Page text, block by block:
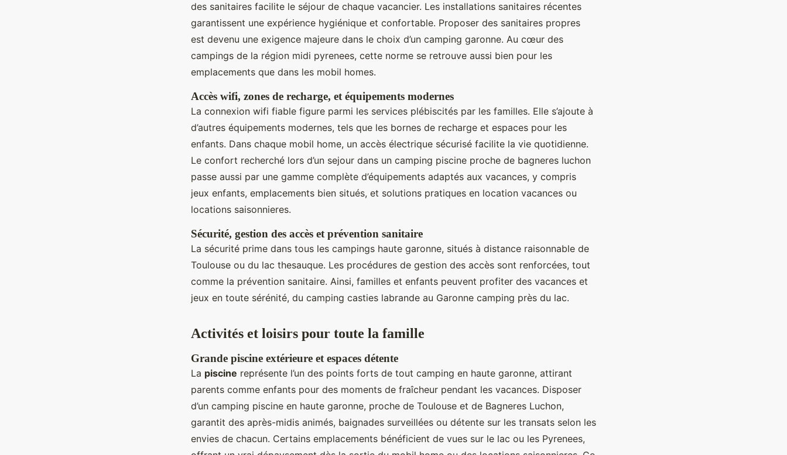
des sanitaires facilite le séjour de chaque vacancier. Les installations sanitaires récentes
garantissent une expérience hygiénique et confortable. Proposer des sanitaires propres
est devenu une exigence majeure dans le choix d’un camping garonne. Au cœur des
campings de la région midi pyrenees, cette norme se retrouve aussi bien pour les
emplacements que dans les mobil homes.
Accès wifi, zones de recharge, et équipements modernes
La connexion wifi fiable figure parmi les services plébiscités par les familles. Elle s’ajoute à
d’autres équipements modernes, tels que les bornes de recharge et espaces pour les
enfants. Dans chaque mobil home, un accès électrique sécurisé facilite la vie quotidienne.
Le confort recherché lors d’un sejour dans un camping piscine proche de bagneres luchon
passe aussi par une gamme complète d’équipements adaptés aux vacances, y compris
jeux enfants, emplacements bien situés, et solutions pratiques en location vacances ou
locations saisonnieres.
Sécurité, gestion des accès et prévention sanitaire
La sécurité prime dans tous les campings haute garonne, situés à distance raisonnable de
Toulouse ou du lac thesauque. Les procédures de gestion des accès sont renforcées, tout
comme la prévention sanitaire. Ainsi, familles et enfants peuvent profiter des vacances et
jeux en toute sérénité, du camping casties labrande au Garonne camping près du lac.
Activités et loisirs pour toute la famille
Grande piscine extérieure et espaces détente
La piscine représente l’un des points forts de tout camping en haute garonne, attirant
parents comme enfants pour des moments de fraîcheur pendant les vacances. Disposer
d’un camping piscine en haute garonne, proche de Toulouse et de Bagneres Luchon,
garantit des après-midis animés, baignades surveillées ou détente sur les transats selon les
envies de chacun. Certains emplacements bénéficient de vues sur le lac ou les Pyrenees,